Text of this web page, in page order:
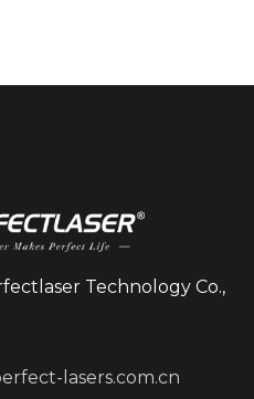
Technology Co.,
lasers.com.cn